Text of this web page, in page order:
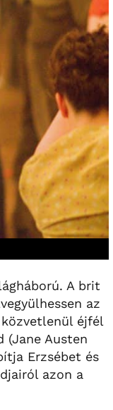
A brit
az
közvetlenül éjfél
(Jane Austen
Erzsébet és
azon a